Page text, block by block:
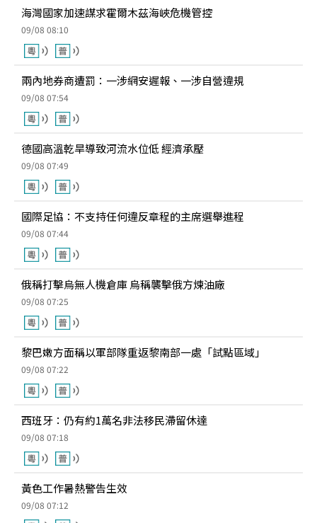
海灣國家加速謀求霍爾木茲海峽危機管控
09/08 08:10
兩內地券商遭罰：一涉網安遲報、一涉自營違規
09/08 07:54
德國高溫乾旱導致河流水位低 經濟承壓
09/08 07:49
國際足協：不支持任何違反章程的主席選舉進程
09/08 07:44
俄稱打擊烏無人機倉庫 烏稱襲擊俄方煉油廠
09/08 07:25
黎巴嫩方面稱以軍部隊重返黎南部一處「試點區域」
09/08 07:22
西班牙：仍有約1萬名非法移民滯留休達
09/08 07:18
黃色工作暑熱警告生效
09/08 07:12